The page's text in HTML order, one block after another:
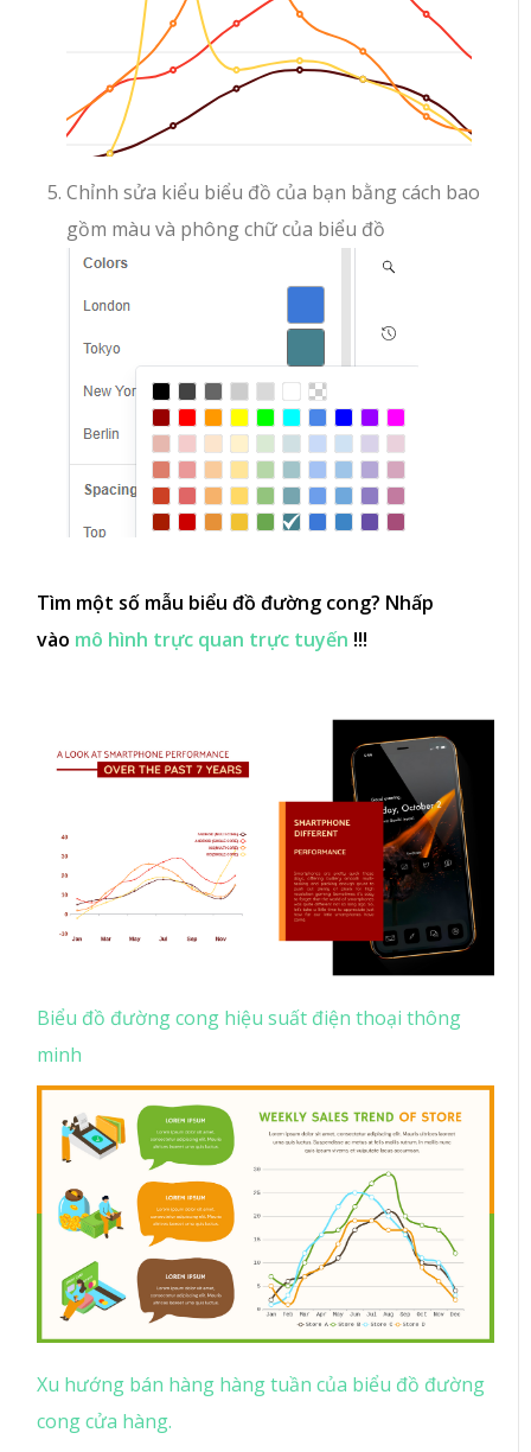
Chỉnh sửa kiểu biểu đồ của bạn bằng cách bao
gồm màu và phông chữ của biểu đồ
Tìm một số mẫu biểu đồ đường cong? Nhấp
vào mô hình trực quan trực tuyến !!!
Biểu đồ đường cong hiệu suất điện thoại thông
minh
Xu hướng bán hàng hàng tuần của biểu đồ đường
cong cửa hàng.